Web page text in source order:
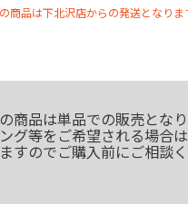
商品は下北沢店からの発送となりま
商品は単品での販売となり
グ等をご希望される場合
すのでご購入前にご相談く